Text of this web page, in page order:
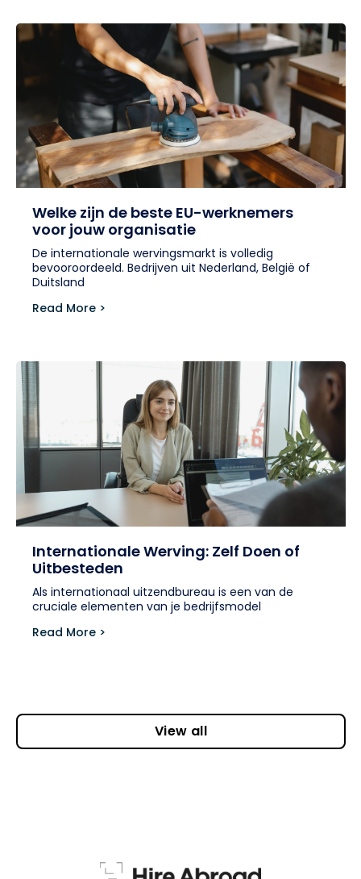
Welke zijn de beste EU-werknemers
voor jouw organisatie
De internationale wervingsmarkt is volledig
bevooroordeeld. Bedrijven uit Nederland, België of
Duitsland
Read More >
Internationale Werving: Zelf Doen of
Uitbesteden
Als internationaal uitzendbureau is een van de
cruciale elementen van je bedrijfsmodel
Read More >
View all